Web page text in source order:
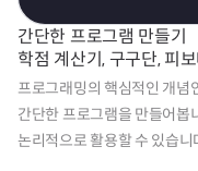
간단한 프로그램 만들기
학점 계산기, 구구단, 피
프로그래밍의 핵심적인 개념
간단한 프로그램을 만들어봅
논리적으로 활용할 수 있습니